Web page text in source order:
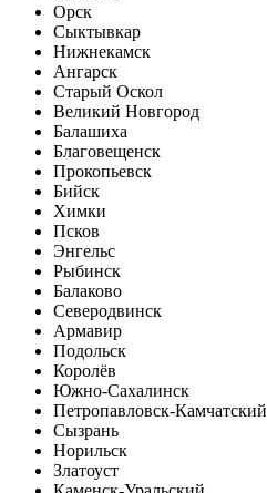
Орск
Сыктывкар
Нижнекамск
Ангарск
Старый Оскол
Великий Новгород
Балашиха
Благовещенск
Прокопьевск
Бийск
Химки
Псков
Энгельс
Рыбинск
Балаково
Северодвинск
Армавир
Подольск
Королёв
Южно-Сахалинск
Петропавловск-Камчатский
Сызрань
Норильск
Златоуст